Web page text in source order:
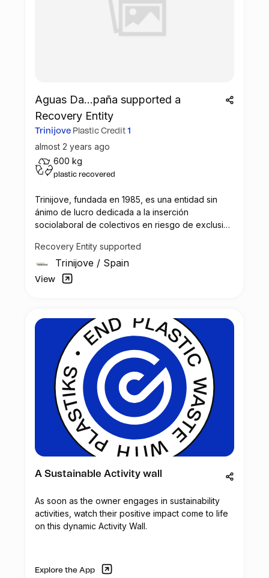
Aguas Da...paña supported a
Recovery Entity
Trinijove Plastic Credit 1
almost 2 years ago
600 kg
plastic recovered
Trinijove, fundada en 1985, es una entidad sin
ánimo de lucro dedicada a la inserción
sociolaboral de colectivos en riesgo de exclusión
formación y promoción ocupacional. A través de
su empresa de inserción, Trinijove realiza tareas
en sectores como el reciclaje, la gestión de
Recovery Entity supported
Trinijove / Spain
View
A Sustainable Activity wall
As soon as the owner engages in sustainability
activities, watch their positive impact come to life
on this dynamic Activity Wall.
Explore the App